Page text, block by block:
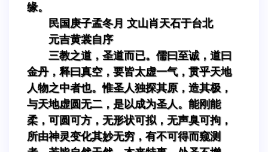
缘。
民国庚子孟冬月 文山肖天石于台北
元吉黄裳自序
三教之道，圣道而已。儒曰至诚，道曰
金丹，释曰真空，要皆太虚一气，贯乎天地
人物之中者也。惟圣人独探其原，造其极，
与天地虚圆无二，是以成为圣人。能刚能
柔，可圆可方，无形状可拟，无声臭可拘，
所由神灵变化其妙无穷，有不可得而窥测